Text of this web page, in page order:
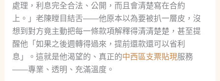
處理，利息完全合法、公開，而且會清楚寫在合約
上。」老陳瞠目結舌——他原本以為要被扒一層皮，沒
想到對方竟主動把每一條款項解釋得清清楚楚，甚至提
醒他「如果之後週轉得過來，提前還款還可以省利
息」。這就是他渴望的、真正的中西區支票貼現服務
——專業、透明、充滿溫度。